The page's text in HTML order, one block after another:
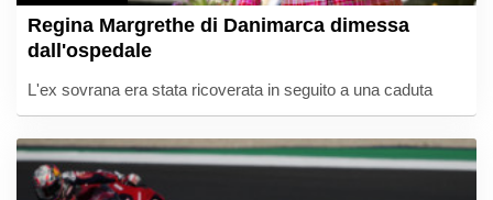
Regina Margrethe di Danimarca dimessa
dall'ospedale
L'ex sovrana era stata ricoverata in seguito a una caduta